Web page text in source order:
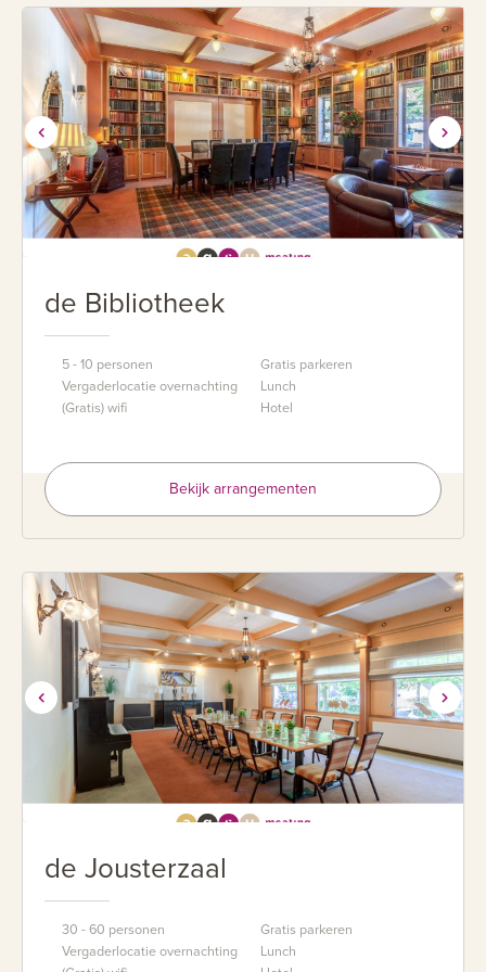
de Bibliotheek
5 - 10 personen
Vergaderlocatie overnachting
(Gratis) wifi
Gratis parkeren
Lunch
Hotel
Bekijk arrangementen
de Jousterzaal
30 - 60 personen
Vergaderlocatie overnachting
Gratis parkeren
Lunch